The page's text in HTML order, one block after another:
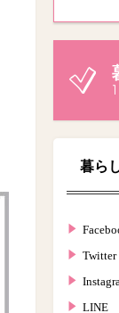
暮ら
Twitter
LINE